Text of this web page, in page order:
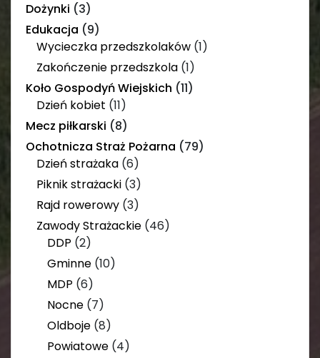
Dożynki (3)
Edukacja (9)
Wycieczka przedszkolaków (1)
Zakończenie przedszkola (1)
Koło Gospodyń Wiejskich (11)
Dzień kobiet (11)
Mecz piłkarski (8)
Ochotnicza Straż Pożarna (79)
Dzień strażaka (6)
Piknik strażacki (3)
Rajd rowerowy (3)
Zawody Strażackie (46)
DDP (2)
Gminne (10)
MDP (6)
Nocne (7)
Oldboje (8)
Powiatowe (4)